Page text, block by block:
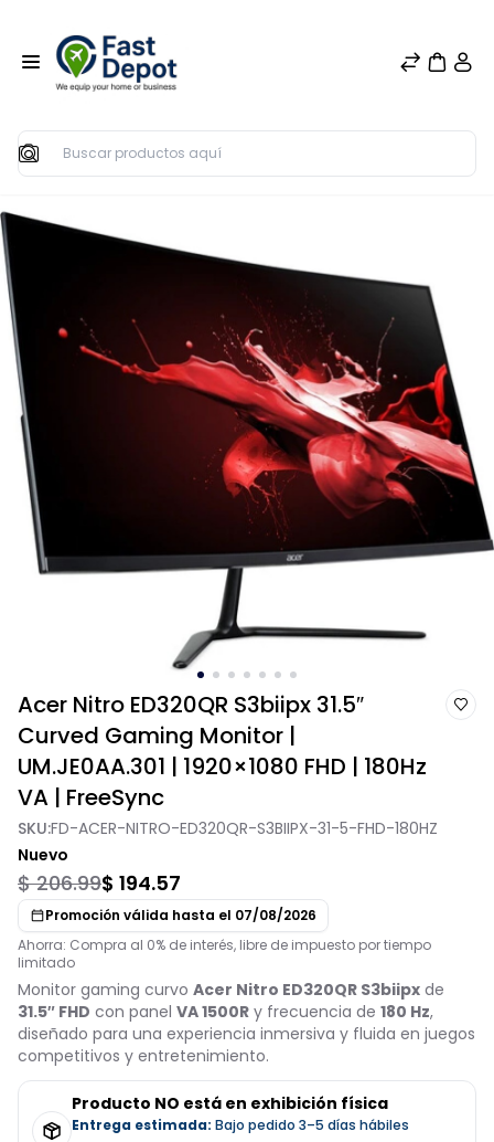
Buscar
Acer Nitro ED320QR S3biipx 31.5″
Curved Gaming Monitor |
UM.JE0AA.301 | 1920×1080 FHD | 180Hz
VA | FreeSync
SKU:FD-ACER-NITRO-ED320QR-S3BIIPX-31-5-FHD-180HZ
Nuevo
$ 206.99$ 194.57
Promoción válida hasta el 07/08/2026
Ahorra: Compra al 0% de interés, libre de impuesto por tiempo
limitado
Monitor gaming curvo Acer Nitro ED320QR S3biipx de
31.5″ FHD con panel VA 1500R y frecuencia de 180 Hz,
diseñado para una experiencia inmersiva y fluida en juegos
competitivos y entretenimiento.
Producto NO está en exhibición física
Entrega estimada: Bajo pedido 3–5 días hábiles